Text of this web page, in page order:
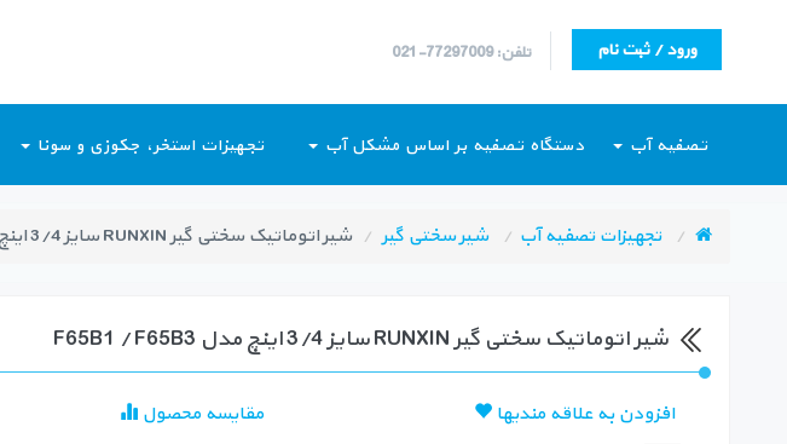
تلفن: 77297009-021 ورود / ثبت نام
تصفیه آب دستگاه تصفیه بر اساس مشکل آب تجهیزات استخر، جکوزی و سونا
تجهیزات تصفیه آب شیر سختی گیر شیر اتوماتیک سختی گیر RUNXIN سایز 3/4 اینچ مدل ‏F65B1 / F65B3‎
شیر اتوماتیک سختی گیر RUNXIN سایز 3/4 اینچ مدل ‏F65B1 / F65B3‎
افزودن به علاقه مندیها
مقایسه محصول